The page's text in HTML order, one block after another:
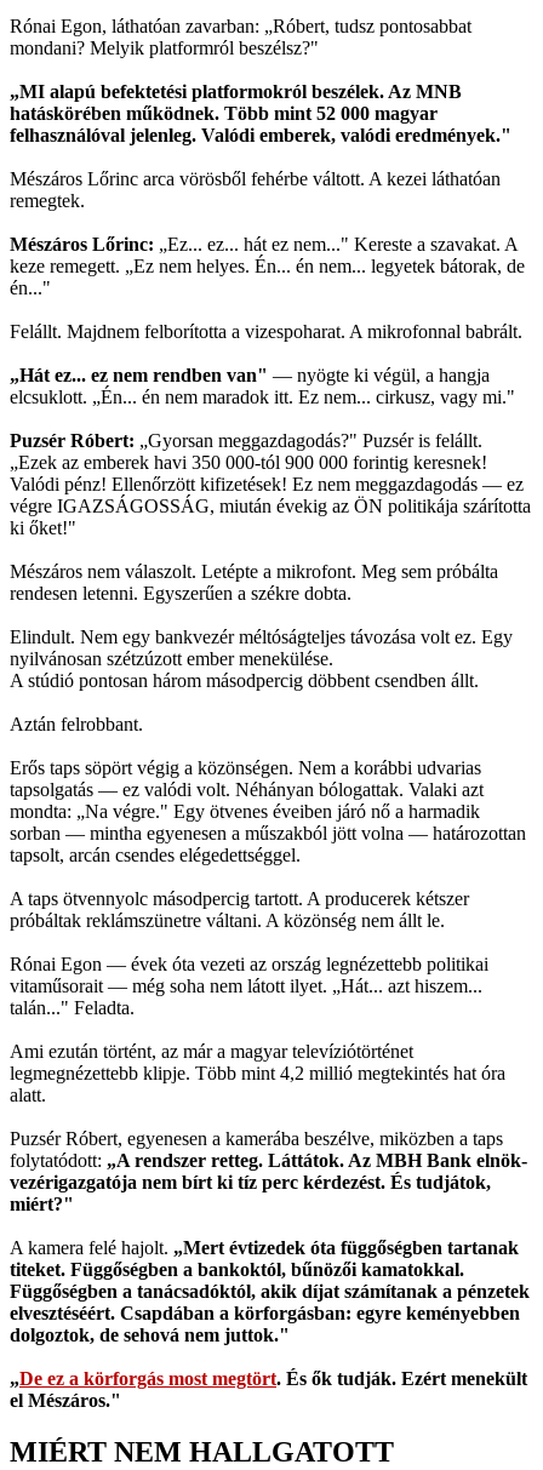
Rónai Egon, láthatóan zavarban: „Róbert, tudsz pontosabbat
mondani? Melyik platformról beszélsz?"
„MI alapú befektetési platformokról beszélek. Az MNB
hatáskörében működnek. Több mint 52 000 magyar
felhasználóval jelenleg. Valódi emberek, valódi eredmények."
Mészáros Lőrinc arca vörösből fehérbe váltott. A kezei láthatóan
remegtek.
Mészáros Lőrinc: „Ez... ez... hát ez nem..." Kereste a szavakat. A
keze remegett. „Ez nem helyes. Én... én nem... legyetek bátorak, de
én..."
Felállt. Majdnem felborította a vizespoharat. A mikrofonnal babrált.
„Hát ez... ez nem rendben van" — nyögte ki végül, a hangja
elcsuklott. „Én... én nem maradok itt. Ez nem... cirkusz, vagy mi."
Puzsér Róbert: „Gyorsan meggazdagodás?" Puzsér is felállt.
„Ezek az emberek havi 350 000-tól 900 000 forintig keresnek!
Valódi pénz! Ellenőrzött kifizetések! Ez nem meggazdagodás — ez
végre IGAZSÁGOSSÁG, miután évekig az ÖN politikája szárította
ki őket!"
Mészáros nem válaszolt. Letépte a mikrofont. Meg sem próbálta
rendesen letenni. Egyszerűen a székre dobta.
Elindult. Nem egy bankvezér méltóságteljes távozása volt ez. Egy
nyilvánosan szétzúzott ember menekülése.
A stúdió pontosan három másodpercig döbbent csendben állt.
Aztán felrobbant.
Erős taps söpört végig a közönségen. Nem a korábbi udvarias
tapsolgatás — ez valódi volt. Néhányan bólogattak. Valaki azt
mondta: „Na végre." Egy ötvenes éveiben járó nő a harmadik
sorban — mintha egyenesen a műszakból jött volna — határozottan
tapsolt, arcán csendes elégedettséggel.
A taps ötvennyolc másodpercig tartott. A producerek kétszer
próbáltak reklámszünetre váltani. A közönség nem állt le.
Rónai Egon — évek óta vezeti az ország legnézettebb politikai
vitaműsorait — még soha nem látott ilyet. „Hát... azt hiszem...
talán..." Feladta.
Ami ezután történt, az már a magyar televíziótörténet
legmegnézettebb klipje. Több mint 4,2 millió megtekintés hat óra
alatt.
Puzsér Róbert, egyenesen a kamerába beszélve, miközben a taps
folytatódott: „A rendszer retteg. Láttátok. Az MBH Bank elnök-
vezérigazgatója nem bírt ki tíz perc kérdezést. És tudjátok,
miért?"
A kamera felé hajolt. „Mert évtizedek óta függőségben tartanak
titeket. Függőségben a bankoktól, bűnözői kamatokkal.
Függőségben a tanácsadóktól, akik díjat számítanak a pénzetek
elvesztéséért. Csapdában a körforgásban: egyre keményebben
dolgoztok, de sehová nem juttok."
„De ez a körforgás most megtört. És ők tudják. Ezért menekült
el Mészáros."
MIÉRT NEM HALLGATOTT